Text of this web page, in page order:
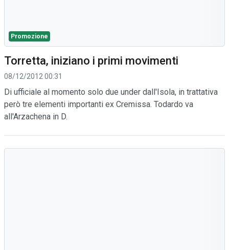
Promozione
Torretta, iniziano i primi movimenti
08/12/2012 00:31
Di ufficiale al momento solo due under dall'Isola, in trattativa
però tre elementi importanti ex Cremissa. Todardo va
all'Arzachena in D.